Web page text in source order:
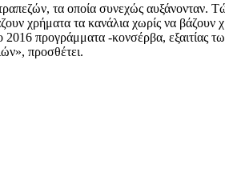
τα οποία συνεχώς αυξάνονταν.
χρήματα τα κανάλια χωρίς να βάζουν
προγράμματα -κονσέρβα,
προσθέτει.